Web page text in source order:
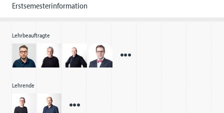
Erstsemesterinformation
Lehrbeauftragte
Lehrende